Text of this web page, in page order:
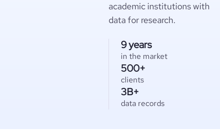
academic institutions with
data for research.
9 years
in the market
500+
clients
3B+
data records